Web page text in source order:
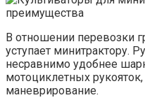
В отношении перевозки
уступает минитрактору.
несравнимо удобнее
мотоциклетных
маневрирование.